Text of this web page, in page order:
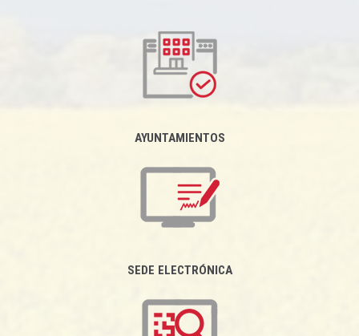
AYUNTAMIENTOS
SEDE ELECTRÓNICA